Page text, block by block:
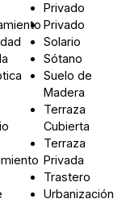
Privado
Privado
Solario
Sótano
Suelo de
Madera
Terraza
Cubierta
Terraza
Privada
Trastero
Urbanización